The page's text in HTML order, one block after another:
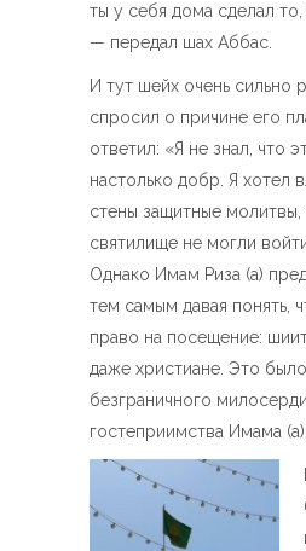
ты у себя дома сделал то,
— передал шах Аббас.
И тут шейх очень сильно
спросил о причине его
ответил: «Я не знал, что
настолько добр. Я хотел
стены защитные молитвы,
святилище не могли
Однако Имам Риза (а)
тем самым давая понять,
право на посещение:
даже христиане. Это
безграничного
гостеприимства Имама (а).